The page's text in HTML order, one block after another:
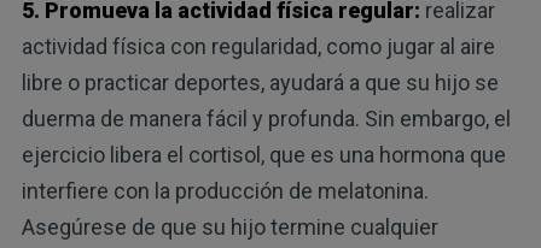
5. Promueva la actividad física regular: realizar
actividad física con regularidad, como jugar al aire
libre o practicar deportes, ayudará a que su hijo se
duerma de manera fácil y profunda. Sin embargo, el
ejercicio libera el cortisol, que es una hormona que
interfiere con la producción de melatonina.
Asegúrese de que su hijo termine cualquier